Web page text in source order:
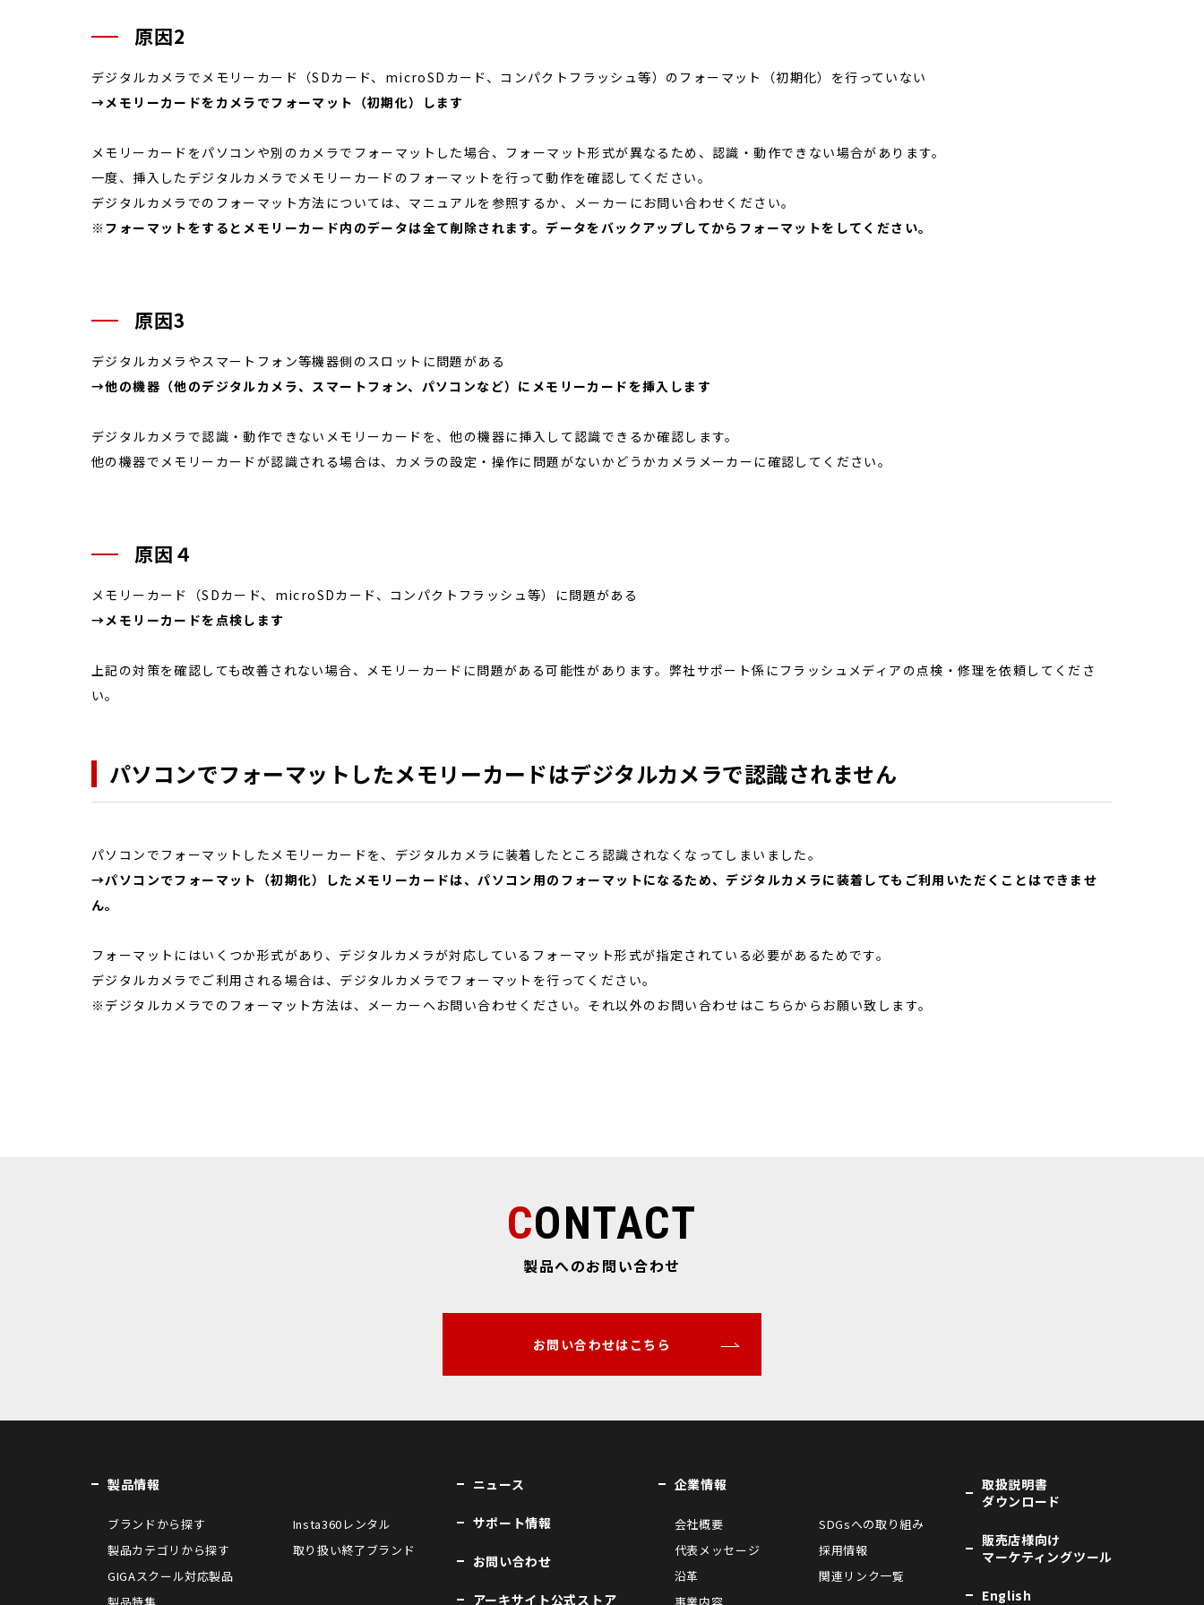
原因2
デジタルカメラでメモリーカード（SDカード、microSDカード、コンパクトフラッシュ等）のフォーマット（初期化）を行っていない
→メモリーカードをカメラでフォーマット（初期化）します
メモリーカードをパソコンや別のカメラでフォーマットした場合、フォーマット形式が異なるため、認識・動作できない場合があります。
一度、挿入したデジタルカメラでメモリーカードのフォーマットを行って動作を確認してください。
デジタルカメラでのフォーマット方法については、マニュアルを参照するか、メーカーにお問い合わせください。
※フォーマットをするとメモリーカード内のデータは全て削除されます。データをバックアップしてからフォーマットをしてください。
原因3
デジタルカメラやスマートフォン等機器側のスロットに問題がある
→他の機器（他のデジタルカメラ、スマートフォン、パソコンなど）にメモリーカードを挿入します
デジタルカメラで認識・動作できないメモリーカードを、他の機器に挿入して認識できるか確認します。
他の機器でメモリーカードが認識される場合は、カメラの設定・操作に問題がないかどうかカメラメーカーに確認してください。
原因４
メモリーカード（SDカード、microSDカード、コンパクトフラッシュ等）に問題がある
→メモリーカードを点検します
上記の対策を確認しても改善されない場合、メモリーカードに問題がある可能性があります。弊社サポート係にフラッシュメディアの点検・修理を依頼してくださ
い。
パソコンでフォーマットしたメモリーカードはデジタルカメラで認識されません
パソコンでフォーマットしたメモリーカードを、デジタルカメラに装着したところ認識されなくなってしまいました。
→パソコンでフォーマット（初期化）したメモリーカードは、パソコン用のフォーマットになるため、デジタルカメラに装着してもご利用いただくことはできませ
ん。
フォーマットにはいくつか形式があり、デジタルカメラが対応しているフォーマット形式が指定されている必要があるためです。
デジタルカメラでご利用される場合は、デジタルカメラでフォーマットを行ってください。
※デジタルカメラでのフォーマット方法は、メーカーへお問い合わせください。それ以外のお問い合わせはこちらからお願い致します。
CONTACT
製品へのお問い合わせ
お問い合わせはこちら
製品情報
ブランドから探す
製品カテゴリから探す
GIGAスクール対応製品
Insta360レンタル
取り扱い終了ブランド
ニュース
サポート情報
お問い合わせ
アーキサイト公式ストア
企業情報
会社概要
代表メッセージ
沿革
SDGsへの取り組み
採用情報
関連リンク一覧
取扱説明書
ダウンロード
販売店様向け
マーケティングツール
English